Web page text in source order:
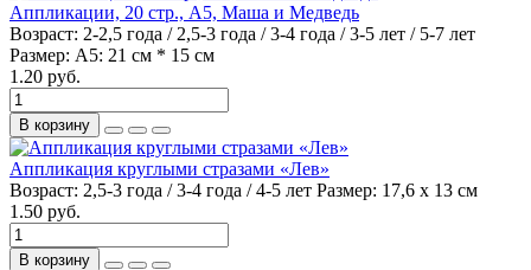
Аппликации, 20 стр., А5, Маша и Медведь
Возраст: 2-2,5 года / 2,5-3 года / 3-4 года / 3-5 лет / 5-7 лет
Размер: А5: 21 см * 15 см
1.20 руб.
В корзину
Аппликация круглыми стразами «Лев»
Возраст: 2,5-3 года / 3-4 года / 4-5 лет Размер: 17,6 х 13 см
1.50 руб.
В корзину